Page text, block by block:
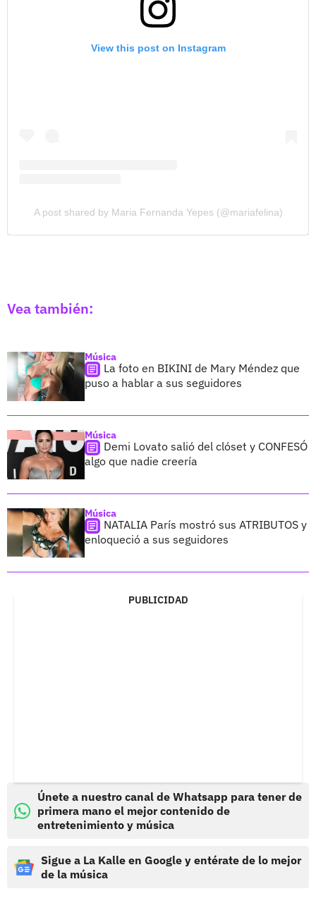
View this post on Instagram
A post shared by Maria Fernanda Yepes (@mariafelina)
Vea también:
Música
La foto en BIKINI de Mary Méndez que
puso a hablar a sus seguidores
Música
Demi Lovato salió del clóset y CONFESÓ
algo que nadie creería
Música
NATALIA París mostró sus ATRIBUTOS y
enloqueció a sus seguidores
PUBLICIDAD
Únete a nuestro canal de Whatsapp para tener de
primera mano el mejor contenido de
entretenimiento y música
Sigue a La Kalle en Google y entérate de lo mejor
de la música